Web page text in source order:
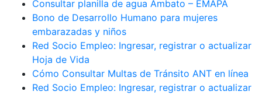
Consultar planilla de agua Ambato – EMAPA
Bono de Desarrollo Humano para mujeres
embarazadas y niños
Red Socio Empleo: Ingresar, registrar o actualizar
Hoja de Vida
Cómo Consultar Multas de Tránsito ANT en línea
Red Socio Empleo: Ingresar, registrar o actualizar